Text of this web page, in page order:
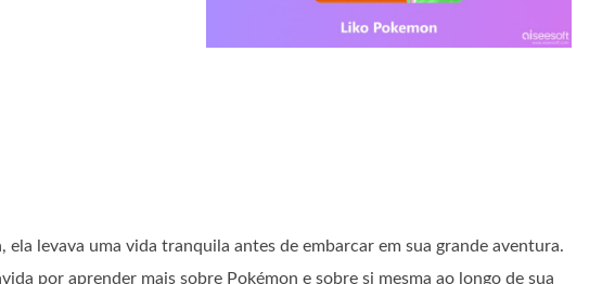
levava uma vida tranquila antes de embarcar em sua grande aventura.
por aprender mais sobre Pokémon e sobre si mesma ao longo de sua